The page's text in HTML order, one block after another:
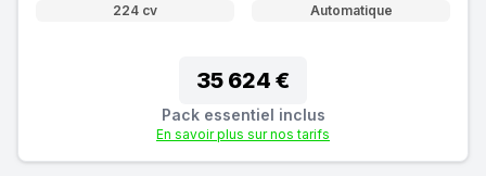
224 cv
Automatique
35 624 €
Pack essentiel inclus
En savoir plus sur nos tarifs